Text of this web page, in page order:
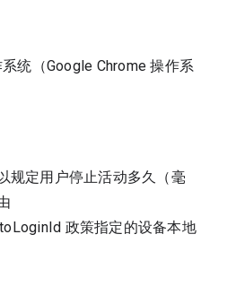
统（Google Chrome 操作系
规定用户停止活动多久（毫
政策指定的设备本地